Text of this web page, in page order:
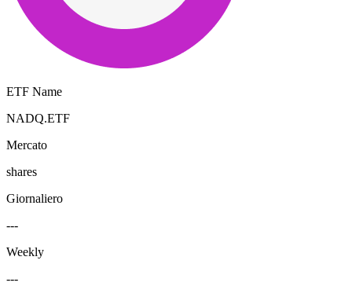
ETF Name
NADQ.ETF
Mercato
shares
Giornaliero
---
Weekly
---